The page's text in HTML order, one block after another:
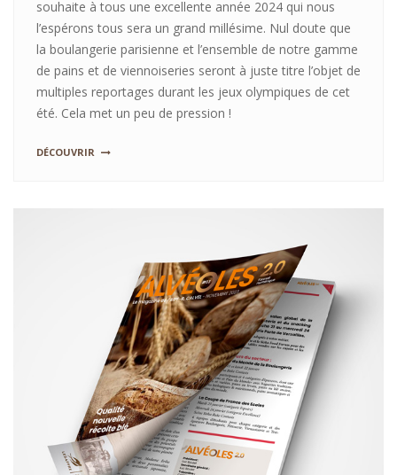
souhaite à tous une excellente année 2024 qui nous
l’espérons tous sera un grand millésime. Nul doute que
la boulangerie parisienne et l’ensemble de notre gamme
de pains et de viennoiseries seront à juste titre l’objet de
multiples reportages durant les jeux olympiques de cet
été. Cela met un peu de pression !
DÉCOUVRIR